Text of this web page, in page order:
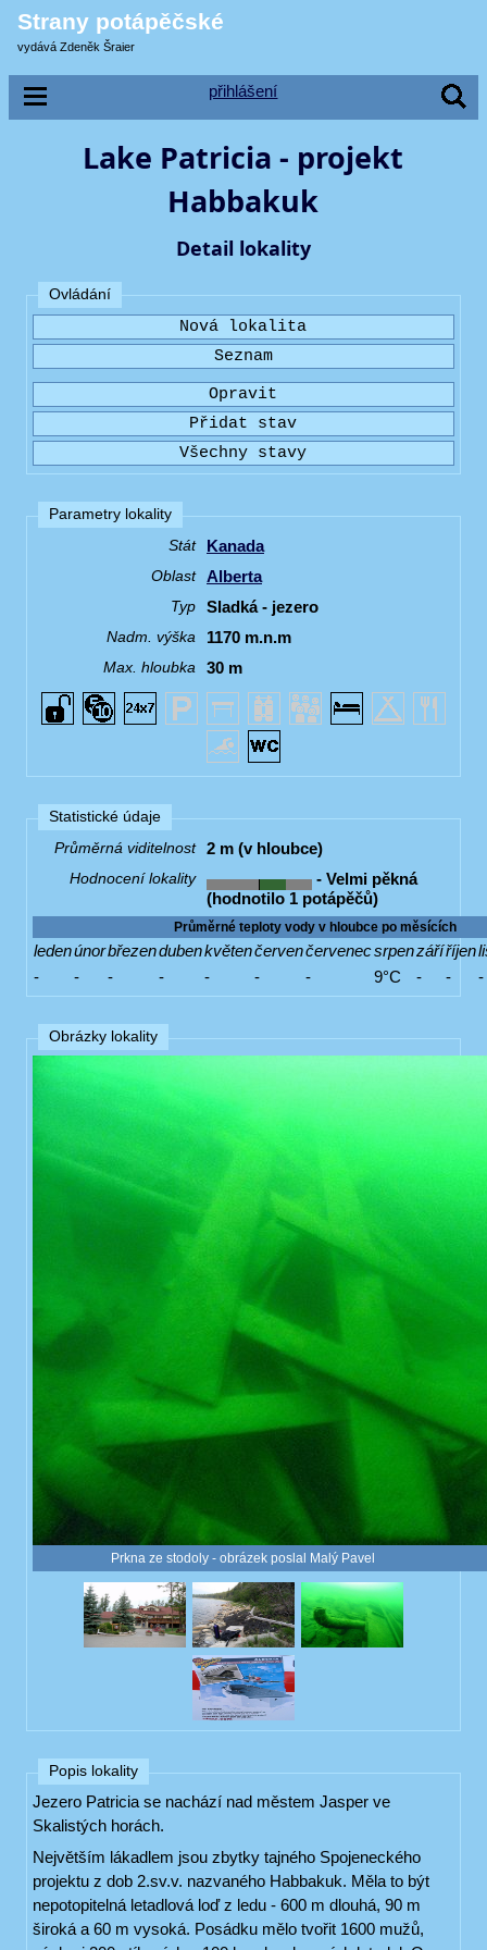
Strany potápěčské
vydává Zdeněk Šraier
přihlášení
Lake Patricia - projekt
Habbakuk
Detail lokality
Ovládání
Parametry lokality
Stát
Kanada
Oblast Alberta
Typ Sladká - jezero
Nadm. výška 1170 m.n.m
Max. hloubka 30 m
Statistické údaje
Průměrná viditelnost
2 m (v hloubce)
Hodnocení lokality
- Velmi pěkná
(hodnotilo 1 potápěčů)
Průměrné teploty vody v hloubce po měsících
ledenúnorbřezendubenkvětenčervenčervenecsrpenzáříříjen
-
- - - - - - 9°C - - -
Obrázky lokality
Prkna ze stodoly - obrázek poslal Malý Pavel
Popis lokality
Jezero Patricia se nachází nad městem Jasper ve
Skalistých horách.
Největším lákadlem jsou zbytky tajného Spojeneckého
projektu z dob 2.sv.v. nazvaného Habbakuk. Měla to být
nepotopitelná letadlová loď z ledu - 600 m dlouhá, 90 m
široká a 60 m vysoká. Posádku mělo tvořit 1600 mužů,